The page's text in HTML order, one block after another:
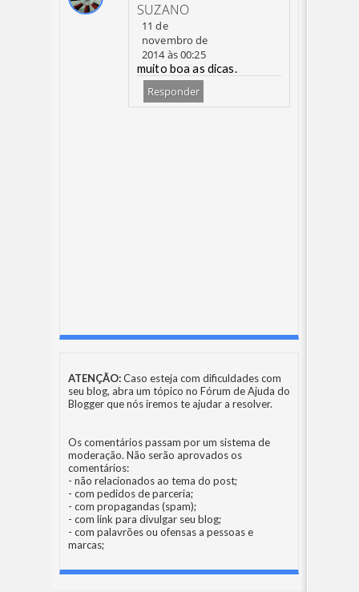
SUZANO
11 de
novembro de
2014 às 00:25
muito boa as dicas.
Responder
ATENÇÃO:Caso esteja com dificuldades com
seu blog, abra um tópico no Fórum de Ajuda do
Bloggerque nós iremos te ajudar a resolver.
Os comentários passam por um sistema de
moderação. Não serão aprovados os
comentários:
- não relacionados ao tema do post;
- com pedidos de parceria;
- com propagandas (spam);
- com link para divulgar seu blog;
- com palavrões ou ofensas a pessoas e
marcas;